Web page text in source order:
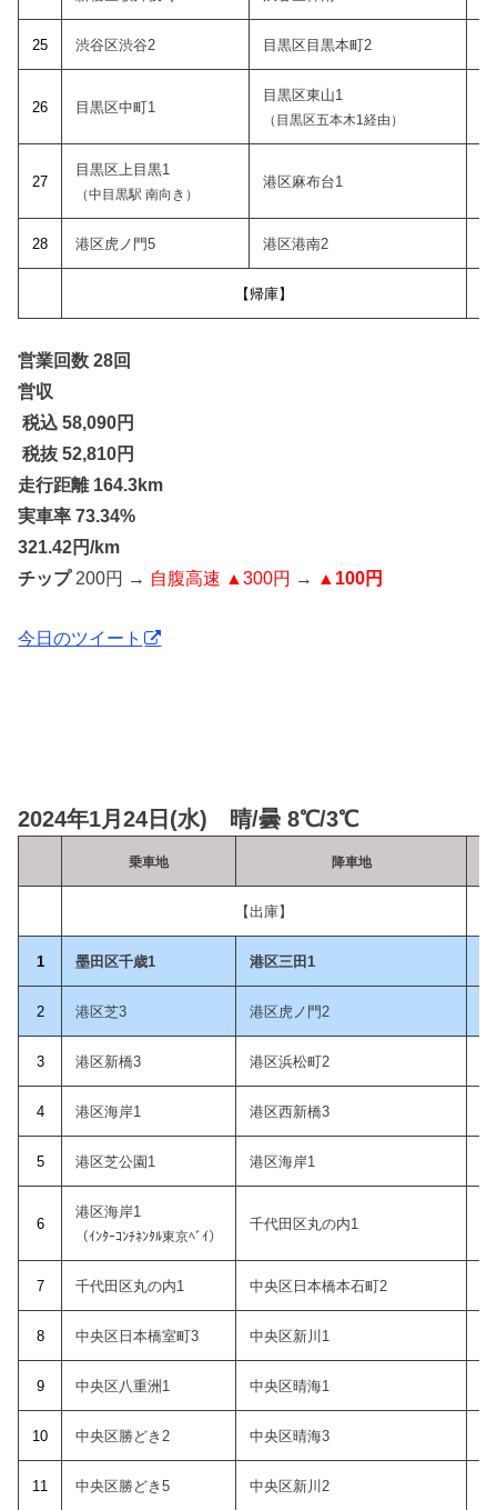
25 渋谷区渋谷2 目黒区目黒本町2
26 目黒区中町1
目黒区東山1
（目黒区五本木1経由）
27
目黒区上目黒1
（中目黒駅 南向き）
港区麻布台1
28 港区虎ノ門5 港区港南2
【帰庫】
営業回数 28回
営収
税込 58,090円
税抜 52,810円
走行距離 164.3km
実車率 73.34%
321.42円/km
チップ200円 → 自腹高速 ▲300円 → ▲100円
今日のツイート
2024年1月24日(水) 晴/曇 8℃/3℃
乗車地 降車地
【出庫】
1 墨田区千歳1 港区三田1
2 港区芝3 港区虎ノ門2
3 港区新橋3 港区浜松町2
4 港区海岸1 港区西新橋3
5 港区芝公園1 港区海岸1
6
港区海岸1
（ｲﾝﾀｰｺﾝﾁﾈﾝﾀﾙ東京ﾍﾞｲ）
千代田区丸の内1
7 千代田区丸の内1 中央区日本橋本石町2
8 中央区日本橋室町3 中央区新川1
9 中央区八重洲1 中央区晴海1
10 中央区勝どき2 中央区晴海3
11 中央区勝どき5 中央区新川2